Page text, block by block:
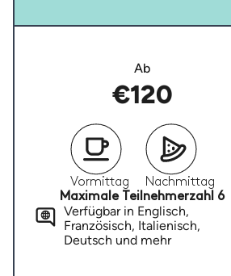
Ab
€120
Vormittag
Nachmittag
Maximale Teilnehmerzahl 6
Verfügbar in Englisch,
Französisch, Italienisch,
Deutsch und mehr